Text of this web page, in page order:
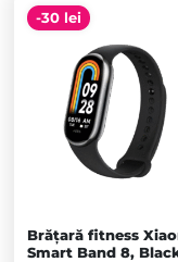
-30 lei
Brățară fitness
Smart Band 8,